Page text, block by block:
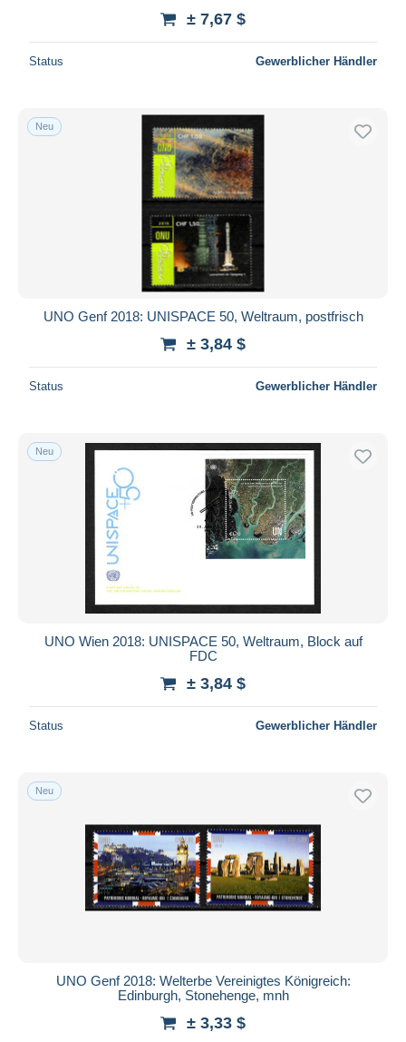
± 7,67 $
Status Gewerblicher Händler
Neu
UNO Genf 2018: UNISPACE 50, Weltraum, postfrisch
± 3,84 $
Status Gewerblicher Händler
Neu
UNO Wien 2018: UNISPACE 50, Weltraum, Block auf
FDC
± 3,84 $
Status Gewerblicher Händler
Neu
UNO Genf 2018: Welterbe Vereinigtes Königreich:
Edinburgh, Stonehenge, mnh
± 3,33 $